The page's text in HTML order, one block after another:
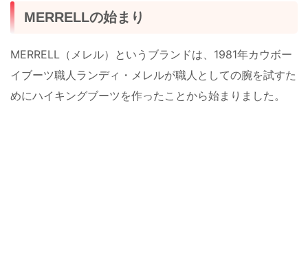
MERRELLの始まり
MERRELL（メレル）というブランドは、1981年カウボー
イブーツ職人ランディ・メレルが職人としての腕を試すた
めにハイキングブーツを作ったことから始まりました。